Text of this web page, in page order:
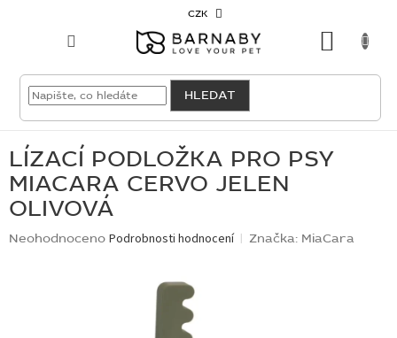
CZK
HLEDAT
VELKOODBĚRATEL
PSY
PRO
KOČKY
LÍZACÍ PODLOŽKA PRO PSY
MIACARA CERVO JELEN
OLIVOVÁ
Průměrné
Neohodnoceno Podrobnosti hodnocení Značka: MiaCara